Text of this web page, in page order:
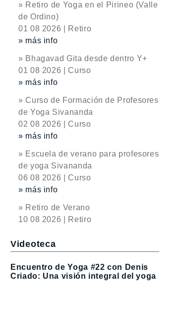
» Retiro de Yoga en el Pirineo (Valle
de Ordino)
01 08 2026 | Retiro
» más info
» Bhagavad Gita desde dentro Y+
01 08 2026 | Curso
» más info
» Curso de Formación de Profesores
de Yoga Sivananda
02 08 2026 | Curso
» más info
» Escuela de verano para profesores
de yoga Sivananda
06 08 2026 | Curso
» más info
» Retiro de Verano
10 08 2026 | Retiro
Videoteca
Encuentro de Yoga #22 con Denis
Criado: Una visión integral del yoga